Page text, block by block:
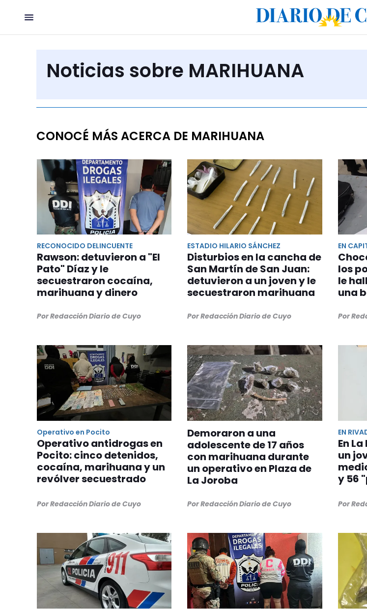
Noticias sobre MARIHUANA
CONOCÉ MÁS ACERCA DE MARIHUANA
RECONOCIDO DELINCUENTE
Rawson: detuvieron a "El
Pato" Díaz y le
secuestraron cocaína,
marihuana y dinero
Por Redacción Diario de Cuyo
ESTADIO HILARIO SÁNCHEZ
Disturbios en la cancha de
San Martín de San Juan:
detuvieron a un joven y le
secuestraron marihuana
Por Redacción Diario de Cuyo
EN
los
le
una
Por
Operativo en Pocito
Operativo antidrogas en
Pocito: cinco detenidos,
cocaína, marihuana y un
revólver secuestrado
Por Redacción Diario de Cuyo
Demoraron a una
adolescente de 17 años
con marihuana durante
un operativo en Plaza de
La Joroba
Por Redacción Diario de Cuyo
EN
En
un
y 56
Por